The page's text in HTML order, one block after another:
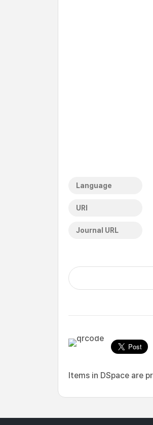
Language
URI
Journal URL
Items in DSpace are